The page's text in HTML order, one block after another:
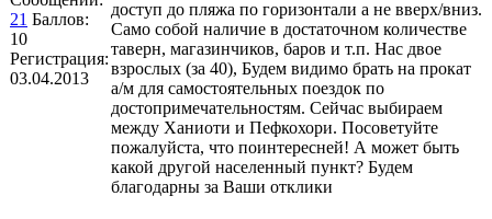
21 Баллов:
10
Регистрация:
03.04.2013
доступ до пляжа по горизонтали а не вверх/вниз.
Само собой наличие в достаточном количестве
таверн, магазинчиков, баров и т.п. Нас двое
взрослых (за 40), Будем видимо брать на прокат
а/м для самостоятельных поездок по
достопримечательностям. Сейчас выбираем
между Ханиоти и Пефкохори. Посоветуйте
пожалуйста, что поинтересней! А может быть
какой другой населенный пункт? Будем
благодарны за Ваши отклики